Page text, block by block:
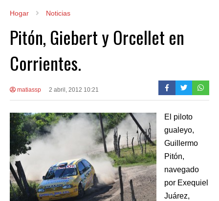
Hogar Noticias
Pitón, Giebert y Orcellet en
Corrientes.
matiassp 2 abril, 2012 10:21
El piloto
gualeyo,
Guillermo
Pitón,
navegado
por Exequiel
Juárez,